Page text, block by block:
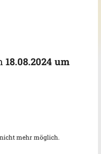
18.08.2024 um
mehr möglich.